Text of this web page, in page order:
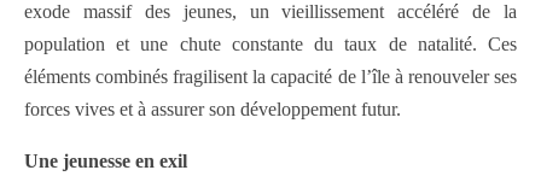
exode massif des jeunes, un vieillissement accéléré de la
population et une chute constante du taux de natalité. Ces
éléments combinés fragilisent la capacité de l’île à renouveler ses
forces vives et à assurer son développement futur.
Une jeunesse en exil